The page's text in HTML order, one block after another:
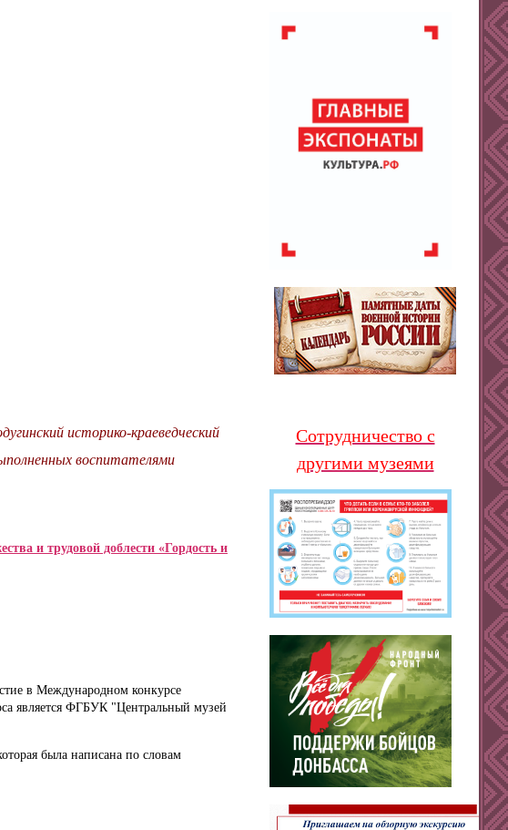
историко-краеведческий
воспитателями
и трудовой доблести «Гордость и
в Международном конкурсе
является ФГБУК "Центральный музей
была написана по словам
Сотрудничество с
другими музеями